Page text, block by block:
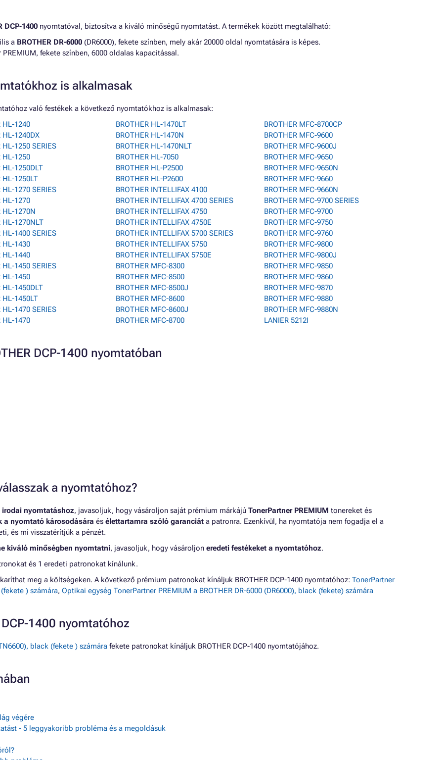
DCP-1400 nyomtatóval, biztosítva a kiváló minőségű nyomtatást. A termékek között megtalálható:
a BROTHER DR-6000 (DR6000), fekete színben, mely akár 20000 oldal nyomtatására is képes.
fekete színben, 6000 oldalas kapacitással.
is alkalmasak
való festékek a következő nyomtatókhoz is alkalmasak:
HL-1240
HL-1240DX
HL-1250 SERIES
HL-1250
HL-1250DLT
HL-1250LT
HL-1270 SERIES
HL-1270
HL-1270N
HL-1270NLT
HL-1400 SERIES
HL-1430
HL-1440
HL-1450 SERIES
HL-1450
HL-1450DLT
HL-1450LT
HL-1470 SERIES
HL-1470
BROTHER HL-1470LT
BROTHER HL-1470N
BROTHER HL-1470NLT
BROTHER HL-7050
BROTHER HL-P2500
BROTHER HL-P2600
BROTHER INTELLIFAX 4100
BROTHER INTELLIFAX 4700 SERIES
BROTHER INTELLIFAX 4750
BROTHER INTELLIFAX 4750E
BROTHER INTELLIFAX 5700 SERIES
BROTHER INTELLIFAX 5750
BROTHER INTELLIFAX 5750E
BROTHER MFC-8300
BROTHER MFC-8500
BROTHER MFC-8500J
BROTHER MFC-8600
BROTHER MFC-8600J
BROTHER MFC-8700
BROTHER MFC-8700CP
BROTHER MFC-9600
BROTHER MFC-9600J
BROTHER MFC-9650
BROTHER MFC-9650N
BROTHER MFC-9660
BROTHER MFC-9660N
BROTHER MFC-9700 SERIES
BROTHER MFC-9700
BROTHER MFC-9750
BROTHER MFC-9760
BROTHER MFC-9800
BROTHER MFC-9800J
BROTHER MFC-9850
BROTHER MFC-9860
BROTHER MFC-9870
BROTHER MFC-9880
BROTHER MFC-9880N
LANIER 5212I
DCP-1400 nyomtatóban
a nyomtatóhoz?
nyomtatáshoz, javasoljuk, hogy vásároljon saját prémium márkájú TonerPartner PREMIUM tonereket és
a nyomtató károsodására és élettartamra szóló garanciát a patronra. Ezenkívül, ha nyomtatója nem fogadja el a
és mi visszatérítjük a pénzét.
kiváló minőségben nyomtatni, javasoljuk, hogy vásároljon eredeti festékeket a nyomtatóhoz.
és 1 eredeti patronokat kínálunk.
meg a költségeken. A következő prémium patronokat kínáljuk BROTHER DCP-1400 nyomtatóhoz: TonerPartner
) számára, Optikai egység TonerPartner PREMIUM a BROTHER DR-6000 (DR6000), black (fekete) számára
1400 nyomtatóhoz
black (fekete ) számára fekete patronokat kínáljuk BROTHER DCP-1400 nyomtatójához.
végére
- 5 leggyakoribb probléma és a megoldásuk